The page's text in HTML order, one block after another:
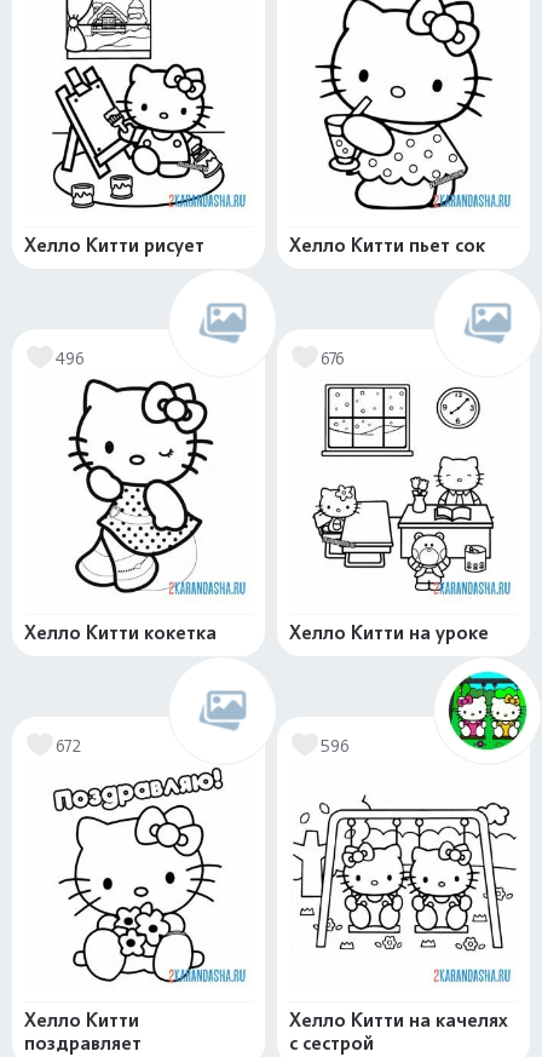
Хелло Китти рисует Хелло Китти пьет сок
496
Хелло Китти кокетка
676
Хелло Китти на уроке
672
Хелло Китти
поздравляет
596
Хелло Китти на качелях
с сестрой